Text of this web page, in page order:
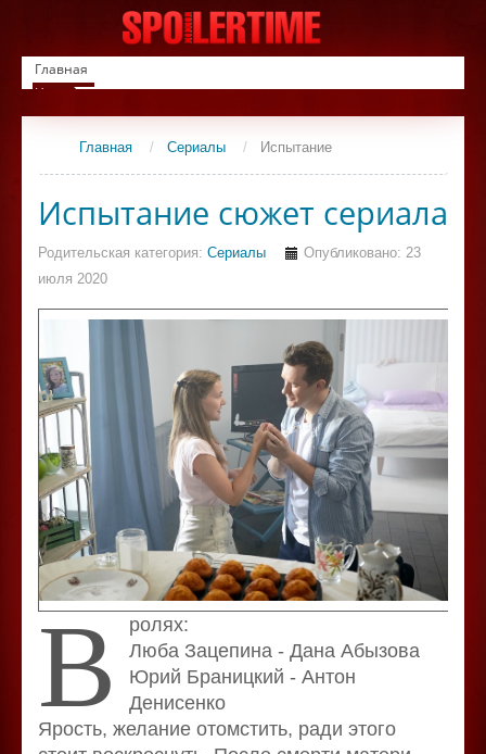
Главная
Новинки
Список фильмов
СериалыГлавная / Сериалы / Испытание
Испытание сюжет сериала
Родительская категория: Сериалы
Опубликовано: 23
июля 2020
В
ролях:
Люба Зацепина - Дана Абызова
Юрий Браницкий - Антон
Денисенко
Ярость, желание отомстить, ради этого